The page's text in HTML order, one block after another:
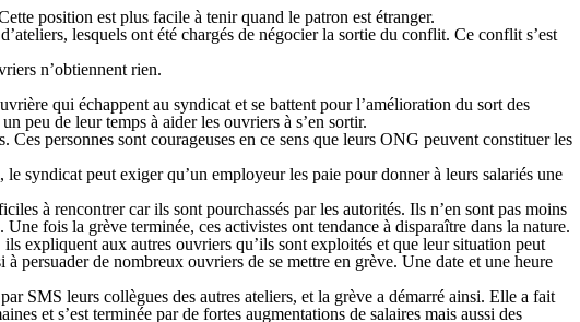
position est plus facile à tenir quand le patron est étranger.
lesquels ont été chargés de négocier la sortie du conflit. Ce conflit s’est
n’obtiennent rien.
qui échappent au syndicat et se battent pour l’amélioration du sort des
peu de leur temps à aider les ouvriers à s’en sortir.
personnes sont courageuses en ce sens que leurs ONG peuvent constituer les
syndicat peut exiger qu’un employeur les paie pour donner à leurs salariés une
à rencontrer car ils sont pourchassés par les autorités. Ils n’en sont pas moins
fois la grève terminée, ces activistes ont tendance à disparaître dans la nature.
expliquent aux autres ouvriers qu’ils sont exploités et que leur situation peut
persuader de nombreux ouvriers de se mettre en grève. Une date et une heure
SMS leurs collègues des autres ateliers, et la grève a démarré ainsi. Elle a fait
et s’est terminée par de fortes augmentations de salaires mais aussi des